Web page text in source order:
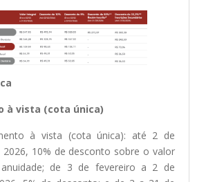
à vista (cota única)
à vista (cota única): até 2 de
10% de desconto sobre o valor
de 3 de fevereiro a 2 de